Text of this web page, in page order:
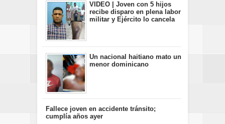
VIDEO | Joven con 5 hijos
recibe disparo en plena labor
militar y Ejército lo cancela
Un nacional haitiano mato un
menor dominicano
Fallece joven en accidente tránsito;
cumplía años ayer